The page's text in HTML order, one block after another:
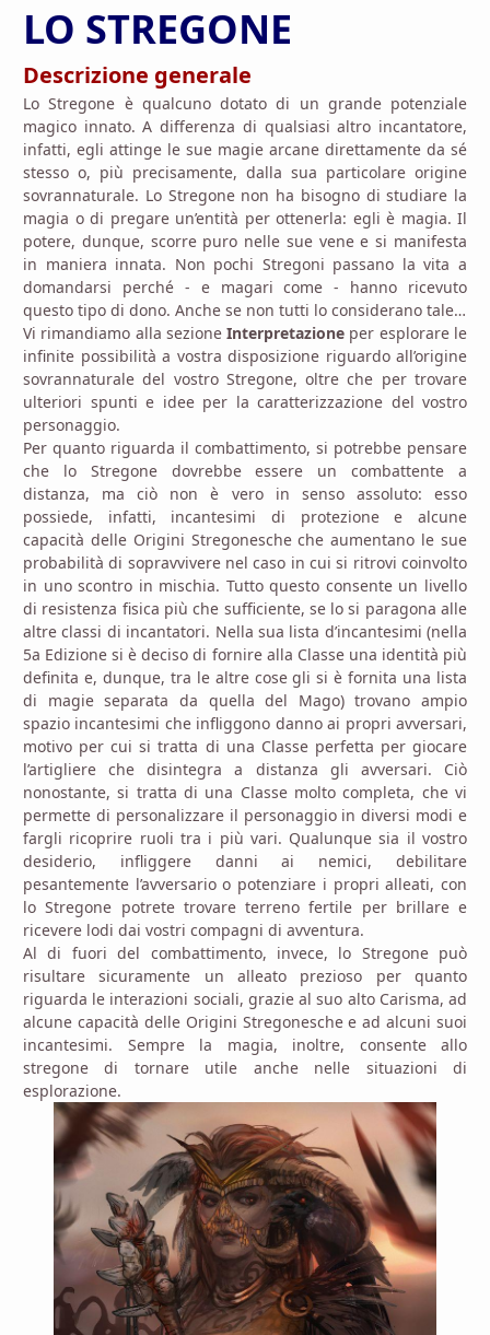
LO STREGONE
Descrizione generale
Lo Stregone è qualcuno dotato di un grande potenziale
magico innato. A differenza di qualsiasi altro incantatore,
infatti, egli attinge le sue magie arcane direttamente da sé
stesso o, più precisamente, dalla sua particolare origine
sovrannaturale. Lo Stregone non ha bisogno di studiare la
magia o di pregare un’entità per ottenerla: egli è magia. Il
potere, dunque, scorre puro nelle sue vene e si manifesta
in maniera innata. Non pochi Stregoni passano la vita a
domandarsi perché - e magari come - hanno ricevuto
questo tipo di dono. Anche se non tutti lo considerano tale…
Vi rimandiamo alla sezioneInterpretazione per esplorare le
infinite possibilità a vostra disposizione riguardo all’origine
sovrannaturale del vostro Stregone, oltre che per trovare
ulteriori spunti e idee per la caratterizzazione del vostro
personaggio.
Per quanto riguarda il combattimento, si potrebbe pensare
che lo Stregone dovrebbe essere un combattente a
distanza, ma ciò non è vero in senso assoluto: esso
possiede, infatti, incantesimi di protezione e alcune
capacità delle Origini Stregonesche che aumentano le sue
probabilità di sopravvivere nel caso in cui si ritrovi coinvolto
in uno scontro in mischia. Tutto questo consente un livello
di resistenza fisica più che sufficiente, se lo si paragona alle
altre classi di incantatori. Nella sua lista d’incantesimi (nella
5a Edizione si è deciso di fornire alla Classe una identità più
definita e, dunque, tra le altre cose gli si è fornita una lista
di magie separata da quella del Mago) trovano ampio
spazio incantesimi che infliggono danno ai propri avversari,
motivo per cui si tratta di una Classe perfetta per giocare
l’artigliere che disintegra a distanza gli avversari. Ciò
nonostante, si tratta di una Classe molto completa, che vi
permette di personalizzare il personaggio in diversi modi e
fargli ricoprire ruoli tra i più vari. Qualunque sia il vostro
desiderio, infliggere danni ai nemici, debilitare
pesantemente l’avversario o potenziare i propri alleati, con
lo Stregone potrete trovare terreno fertile per brillare e
ricevere lodi dai vostri compagni di avventura.
Al di fuori del combattimento, invece, lo Stregone può
risultare sicuramente un alleato prezioso per quanto
riguarda le interazioni sociali, grazie al suo alto Carisma, ad
alcune capacità delle Origini Stregonesche e ad alcuni suoi
incantesimi. Sempre la magia, inoltre, consente allo
stregone di tornare utile anche nelle situazioni di
esplorazione.